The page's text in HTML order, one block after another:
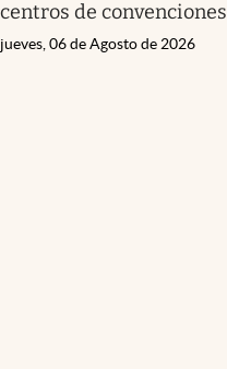
centros de convenciones
jueves, 06 de Agosto de 2026